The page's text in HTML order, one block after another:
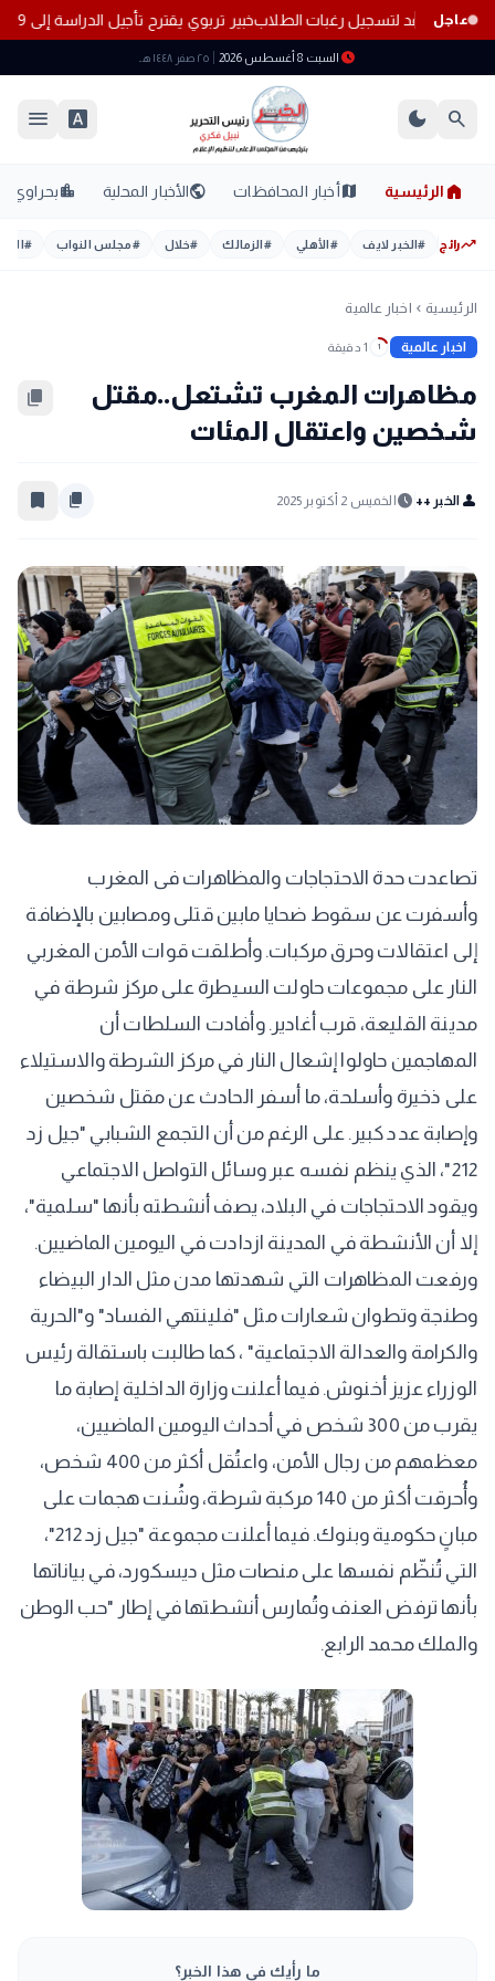
عاجل
غدًا.. آخر موعد لتسجيل رغبات الطلابخبير تربوي يقترح تأجيل الدراسة إلى 19 سبتمبر.. تعرف على الأسباب
schedule السبت 8 أغسطس 2026 ٢٥ صفر ١٤٤٨ هـ
search
dark_mode
font_download
menu
home الرئيسية mapأخبار المحافظات publicالأخبار المحلية location_cityبحراوي
trending_upرائج #الخبر لايف #الأهلي #الزمالك #خلال #مجلس النواب #
الرئيسية chevron_left اخبار عالمية
اخبار عالمية 1 1 دقيقة
مظاهرات المغرب تشتعل..مقتل
شخصين واعتقال المئات
content_copy
person الخبر ++ schedule الخميس 2 أكتوبر 2025 content_copy
bookmark_border
تصاعدت حدة الاحتجاجات والمظاهرات فى المغرب
وأسفرت عن سقوط ضحايا مابين قتلى ومصابين بالإضافة
إلى اعتقالات وحرق مركبات. وأطلقت قوات الأمن المغربي
النار على مجموعات حاولت السيطرة على مركز شرطة في
مدينة القليعة، قرب أغادير. وأفادت السلطات أن
المهاجمين حاولوا إشعال النار في مركز الشرطة والاستيلاء
على ذخيرة وأسلحة، ما أسفر الحادث عن مقتل شخصين
وإصابة عدد كبير. على الرغم من أن التجمع الشبابي "جيل زد
212"، الذي ينظم نفسه عبر وسائل التواصل الاجتماعي
ويقود الاحتجاجات في البلاد، يصف أنشطته بأنها "سلمية"،
إلا أن الأنشطة في المدينة ازدادت في اليومين الماضيين.
ورفعت المظاهرات التي شهدتها مدن مثل الدار البيضاء
وطنجة وتطوان شعارات مثل "فلينتهي الفساد" و"الحرية
والكرامة والعدالة الاجتماعية" ، كما طالبت باستقالة رئيس
الوزراء عزيز أخنوش. فيما أعلنت وزارة الداخلية إصابة ما
يقرب من 300 شخص في أحداث اليومين الماضيين،
معظمهم من رجال الأمن، واعتُقل أكثر من 400 شخص،
وأُحرقت أكثر من 140 مركبة شرطة، وشُنت هجمات على
مبانٍ حكومية وبنوك. فيما أعلنت مجموعة "جيل زد 212"،
التي تُنظّم نفسها على منصات مثل ديسكورد، في بياناتها
بأنها ترفض العنف وتُمارس أنشطتها في إطار "حب الوطن
والملك محمد الرابع.
ما رأيك في هذا الخبر؟